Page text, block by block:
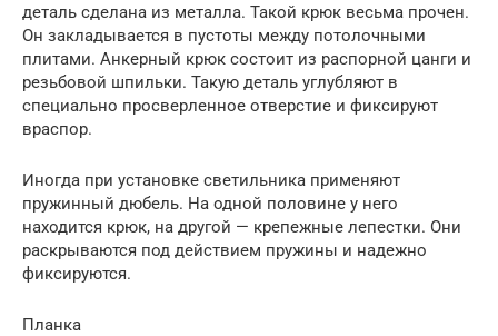
деталь сделана из металла. Такой крюк весьма прочен.
Он закладывается в пустоты между потолочными
плитами. Анкерный крюк состоит из распорной цанги и
резьбовой шпильки. Такую деталь углубляют в
специально просверленное отверстие и фиксируют
враспор.
Иногда при установке светильника применяют
пружинный дюбель. На одной половине у него
находится крюк, на другой — крепежные лепестки. Они
раскрываются под действием пружины и надежно
фиксируются.
Планка